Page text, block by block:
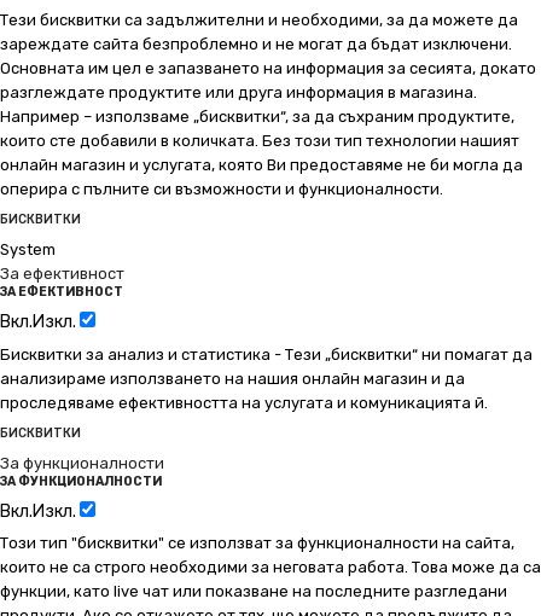
Тези бисквитки са задължителни и необходими, за да можете да
зареждате сайта безпроблемно и не могат да бъдат изключени.
Основната им цел е запазването на информация за сесията, докато
разглеждате продуктите или друга информация в магазина.
Например – използваме „бисквитки“, за да съхраним продуктите,
които сте добавили в количката. Без този тип технологии нашият
онлайн магазин и услугата, която Ви предоставяме не би могла да
оперира с пълните си възможности и функционалности.
БИСКВИТКИ
System
За ефективност
ЗА ЕФЕКТИВНОСТ
Вкл.Изкл.
Бисквитки за анализ и статистика - Тези „бисквитки“ ни помагат да
анализираме използването на нашия онлайн магазин и да
проследяваме ефективността на услугата и комуникацията й.
БИСКВИТКИ
За функционалности
ЗА ФУНКЦИОНАЛНОСТИ
Вкл.Изкл.
Този тип "бисквитки" се използват за функционалности на сайта,
които не са строго необходими за неговата работа. Това може да са
функции, като live чат или показване на последните разгледани